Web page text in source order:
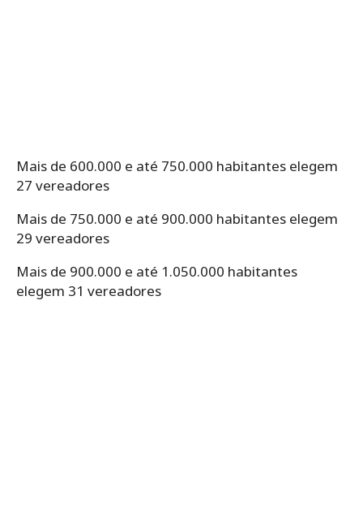
Mais de 600.000 e até 750.000 habitantes elegem
27 vereadores
Mais de 750.000 e até 900.000 habitantes elegem
29 vereadores
Mais de 900.000 e até 1.050.000 habitantes
elegem 31 vereadores